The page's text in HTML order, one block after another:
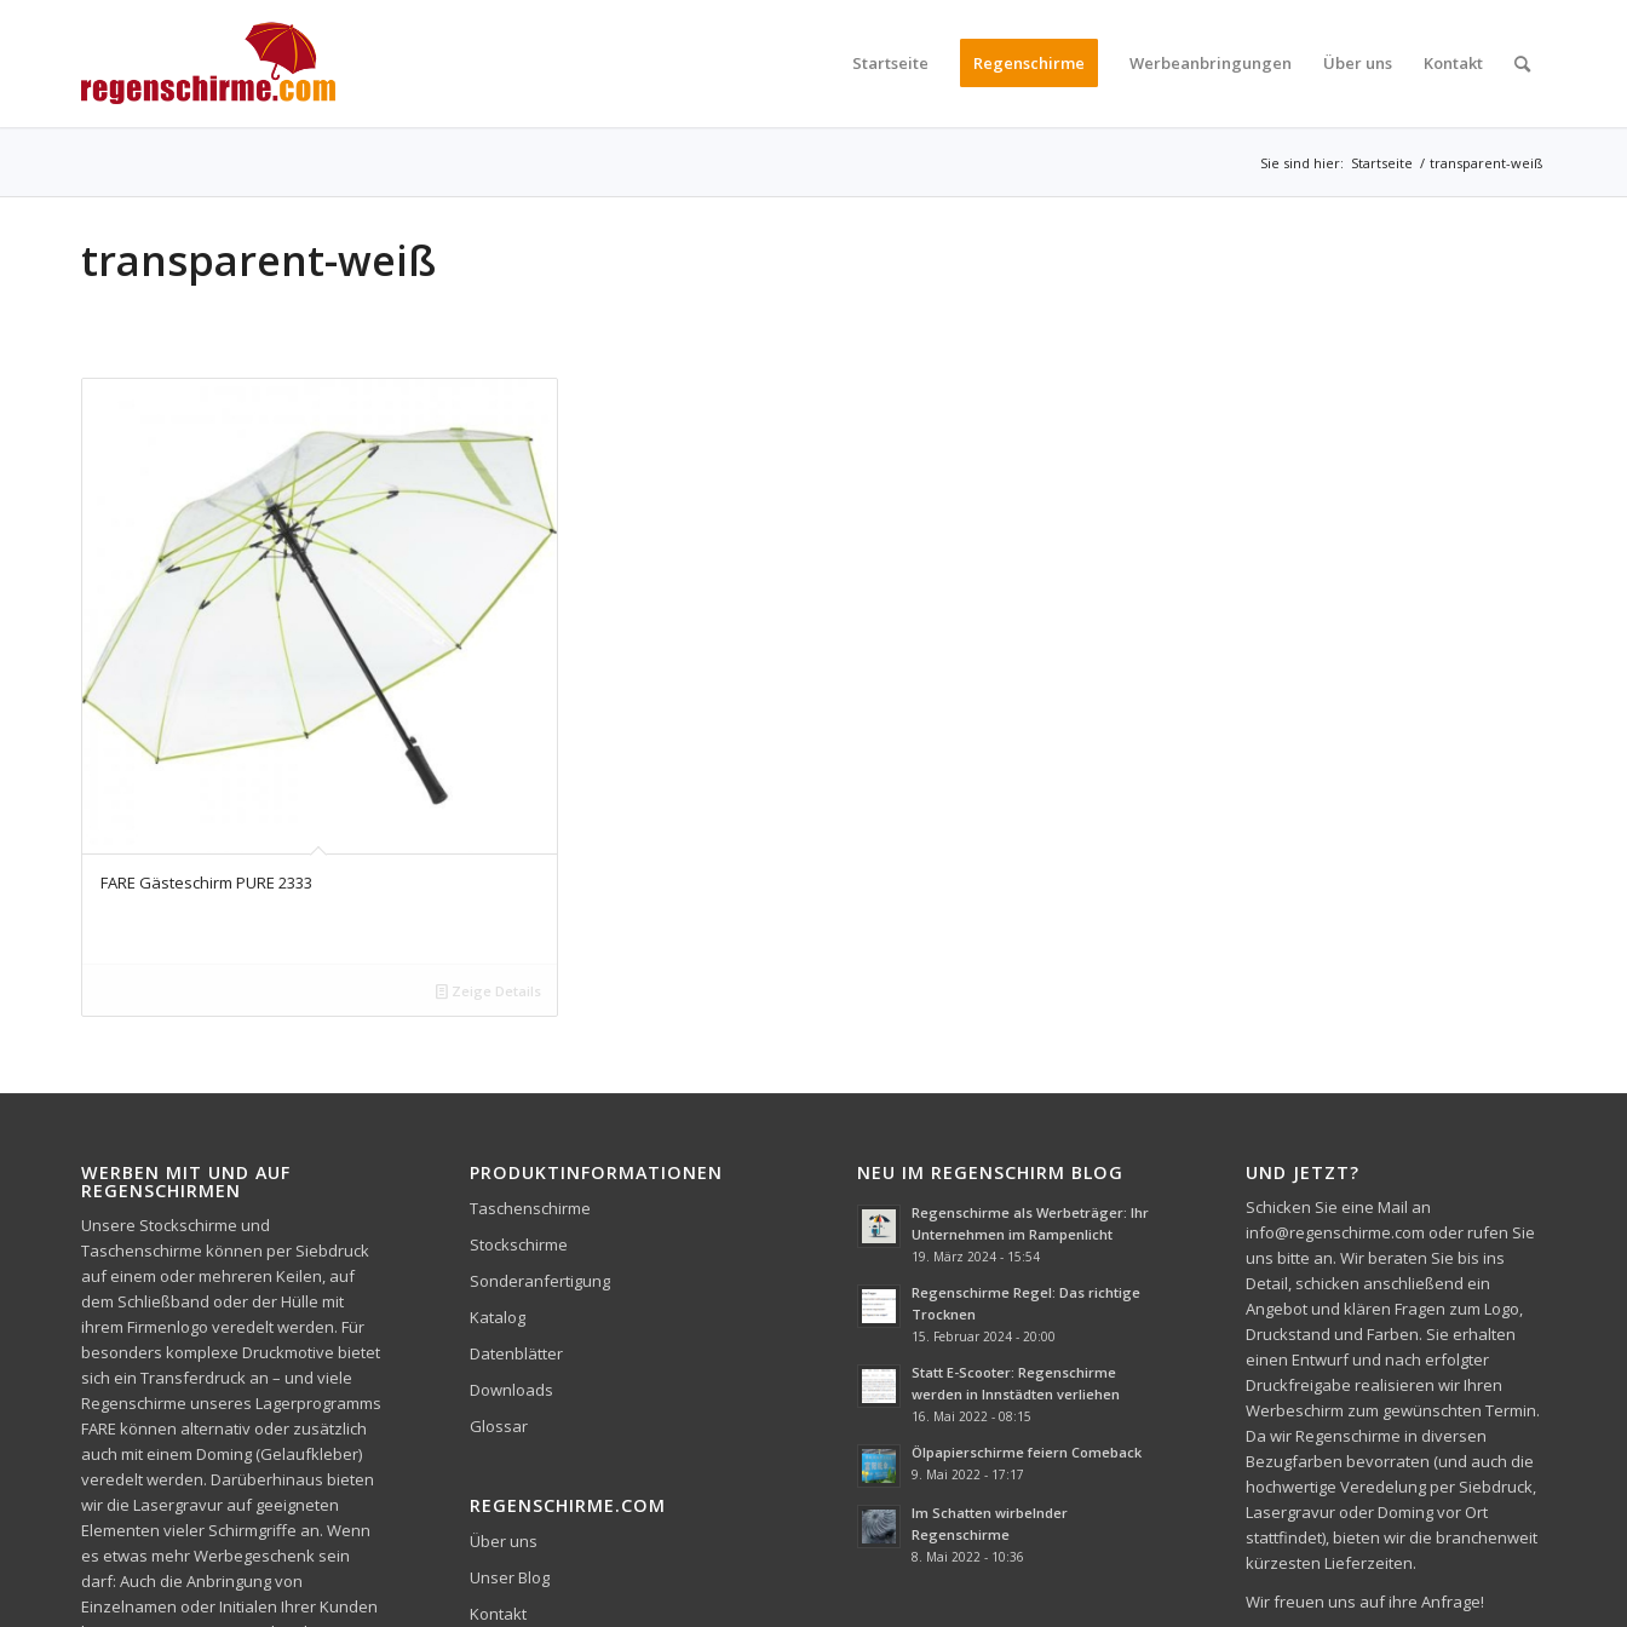
Startseite Regenschirme Werbeanbringungen Über uns Kontakt
Sie sind hier: Startseite / transparent-weiß
transparent-weiß
FARE Gästeschirm PURE 2333
Zeige Details
WERBEN MIT UND AUF
REGENSCHIRMEN
Unsere Stockschirme und
Taschenschirme können per Siebdruck
auf einem oder mehreren Keilen, auf
dem Schließband oder der Hülle mit
ihrem Firmenlogo veredelt werden. Für
besonders komplexe Druckmotive bietet
sich ein Transferdruck an – und viele
Regenschirme unseres Lagerprogramms
FARE können alternativ oder zusätzlich
auch mit einem Doming (Gelaufkleber)
veredelt werden. Darüberhinaus bieten
wir die Lasergravur auf geeigneten
Elementen vieler Schirmgriffe an. Wenn
es etwas mehr Werbegeschenk sein
darf: Auch die Anbringung von
Einzelnamen oder Initialen Ihrer Kunden
PRODUKTINFORMATIONEN
Taschenschirme
Stockschirme
Sonderanfertigung
Katalog
Datenblätter
Downloads
Glossar
REGENSCHIRME.COM
Über uns
Unser Blog
Kontakt
NEU IM REGENSCHIRM BLOG
Regenschirme als Werbeträger: Ihr
Unternehmen im Rampenlicht
19. März 2024 - 15:54
Regenschirme Regel: Das richtige
Trocknen
15. Februar 2024 - 20:00
Statt E-Scooter: Regenschirme
werden in Innstädten verliehen
16. Mai 2022 - 08:15
Ölpapierschirme feiern Comeback
9. Mai 2022 - 17:17
Im Schatten wirbelnder
Regenschirme
8. Mai 2022 - 10:36
UND JETZT?
Schicken Sie eine Mail an
info@regenschirme.com oder rufen Sie
uns bitte an. Wir beraten Sie bis ins
Detail, schicken anschließend ein
Angebot und klären Fragen zum Logo,
Druckstand und Farben. Sie erhalten
einen Entwurf und nach erfolgter
Druckfreigabe realisieren wir Ihren
Werbeschirm zum gewünschten Termin.
Da wir Regenschirme in diversen
Bezugfarben bevorraten (und auch die
hochwertige Veredelung per Siebdruck,
Lasergravur oder Doming vor Ort
stattfindet), bieten wir die branchenweit
kürzesten Lieferzeiten.
Wir freuen uns auf ihre Anfrage!